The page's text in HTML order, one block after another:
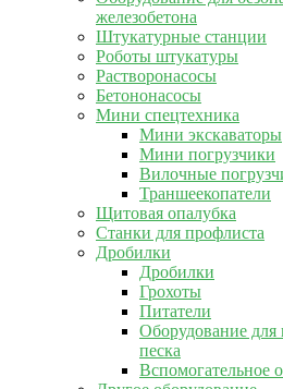
железобетона
Штукатурные станции
Роботы штукатуры
Растворонасосы
Бетононасосы
Мини спецтехника
Мини экскаваторы
Мини погрузчики
Вилочные
Траншеекопатели
Щитовая опалубка
Станки для профлиста
Дробилки
Дробилки
Грохоты
Питатели
Оборудование для
песка
Вспомогательное